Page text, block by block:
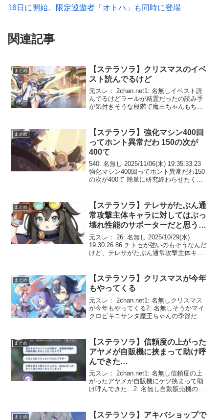
16日に開始。限定巡遊者「オトハ」も同時に登場
関連記事
まとめ
【ステラソラ】クリスマスのイベ
スト読んでるけど
元スレ： 2chan.net1: 名無しイベスト読
んでるけどラールが精霊だったの読み手
が気付きそうな段階で魔王ちゃんもちゃ
なまお3: 名無しアホ毛ロリ以外にもエッ
チ...
まとめ
【ステラソラ】強化マシン400回
ってホント異常だわ 150の次が
400て
540: 名無し 2025/11/06(木) 19:35:33.23
強化マシン400回ってホント異常だわ150
の次が400て 簡単に研究終わらせたくな
まとめ
【ステラソラ】テレサがたぶん通
常攻撃主体キャラに対してはぶっ
壊れ性能のサポーターだと思うん
だよな
元スレ： 26: 名無し 2025/10/29(水)
19:30:26.86 チトセが強いのもそうなんだ
けど、テレサがたぶん通常攻撃主体キャ
2025/10/29(水) 1...
まとめ
【ステラソラ】クリスマスが今年
もやってくる
元スレ： 2chan.net1: 名無しクリスマス
が今年もやってくる2: 名無しそうかマイ
クロビキニサンタ魔王ちゃんの季節だ
りゃ売るでしょうよ5: 名無しそうか...
まとめ
【ステラソラ】信頼度の上がった
アヤメが自販機に挟まって助け呼
んできた…
元スレ： 2chan.net1: 名無し信頼度の上
がったアヤメが自販機にケツ挟まって助
け呼んできた…2: 名無し自動販売機の中
み物をゴトンと落とすお仕事5: 名...
まとめ
【ステラソラ】アキバショップで